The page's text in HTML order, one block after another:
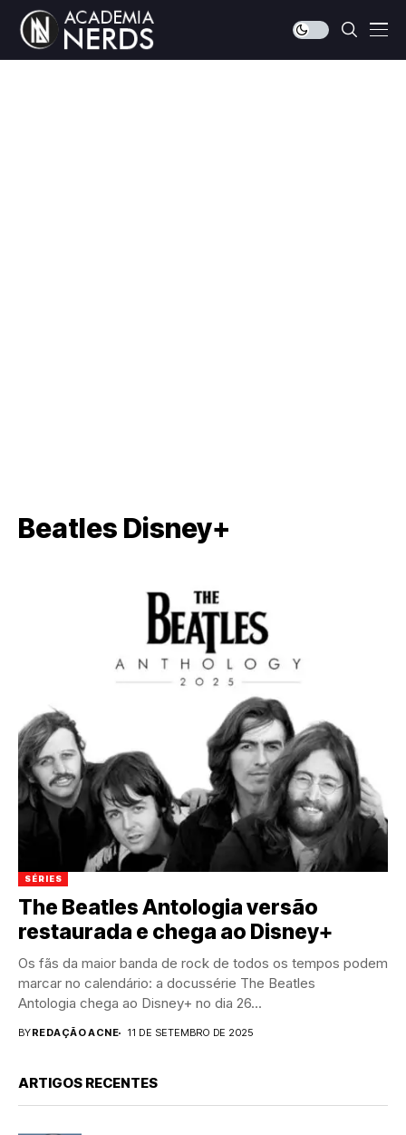
Beatles Disney+
SÉRIES
The Beatles Antologia versão
restaurada e chega ao Disney+
Os fãs da maior banda de rock de todos os tempos podem
marcar no calendário: a docussérie The Beatles
Antologia chega ao Disney+ no dia 26...
BYREDAÇÃO ACNE 11 DE SETEMBRO DE 2025
ARTIGOS RECENTES